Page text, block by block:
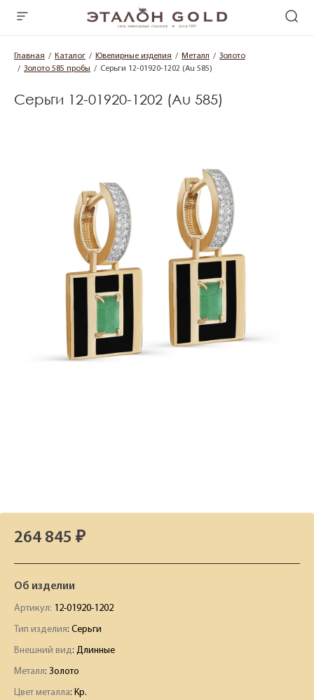
Главная Каталог Ювелирные изделия Металл
Золото
Золото 585 пробы
Серьги 12-01920-1202 (Au 585)
Серьги 12-01920-1202 (Au 585)
264 845 ₽
Об изделии
Артикул: 12-01920-1202
Тип изделия: Серьги
Внешний вид: Длинные
Металл: Золото
Цвет металла: Кр.